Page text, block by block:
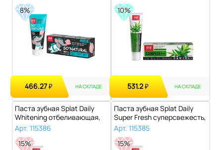
8%
466.27₽ НА СКЛАДЕ
10%
531.2₽ НА СКЛАДЕ
Паста зубная Splat Daily
Whitening отбеливающая,
100 г..
Арт. 115386
15%
Паста зубная Splat Daily
Super Fresh суперсвежесть,
100..
Арт. 115385
15%